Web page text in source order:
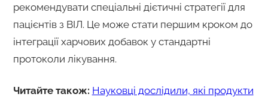
рекомендувати спеціальні дієтичні стратегії для
пацієнтів з ВІЛ. Це може стати першим кроком до
інтеграції харчових добавок у стандартні
протоколи лікування.
Читайте також: Науковці дослідили, які продукти